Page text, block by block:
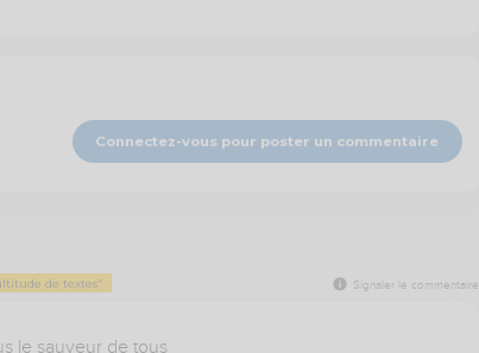
Connectez-vous pour poster un commentaire
de textes" Signaler le commentaire
le sauveur de tous